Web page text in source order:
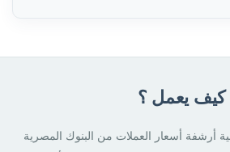
كيف يعمل ؟
أرشفة أسعار العملات من البنوك المصرية